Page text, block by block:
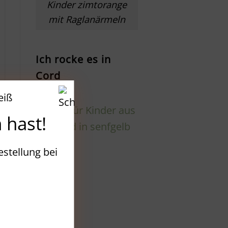
hast!
bei
Kinder zimtorange
mit Raglanärmeln
Ich rocke es in
Cord